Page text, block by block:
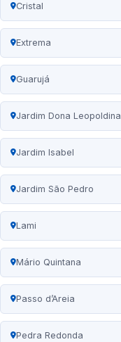
Cristal
Extrema
Guarujá
Jardim Dona Leopoldina
Jardim Isabel
Jardim São Pedro
Lami
Mário Quintana
Passo d’Areia
Pedra Redonda